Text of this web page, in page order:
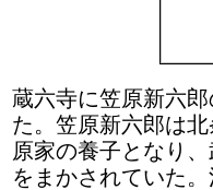
蔵六寺に笠原新六
た。笠原新六郎は
原家の養子となり
をまかされていた